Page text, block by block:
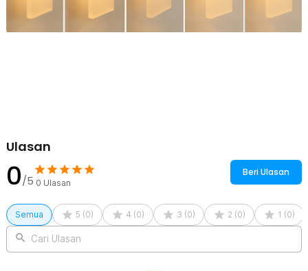
Ulasan
0/5 0 Ulasan
Beri Ulasan
Semua 5 (0) 4 (0) 3 (0) 2 (0) 1 (0)
Cari Ulasan